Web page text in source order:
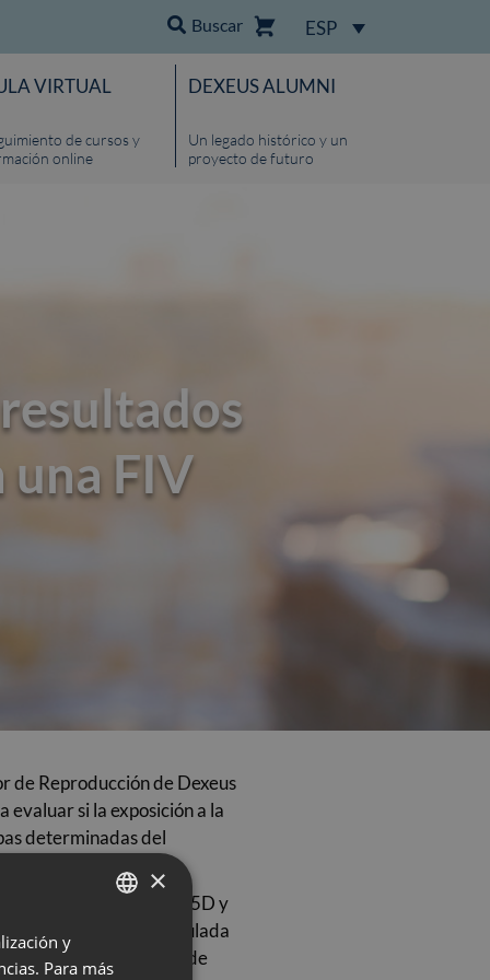
Buscar ESP
VIRTUAL
de cursos y
online
DEXEUS ALUMNI
Un legado histórico y un
proyecto de futuro
FIV
de Reproducción de Dexeus
si la exposición a la
determinadas del
de embriones (15D y
PM2,5 [materia particulada
mediante modelos de
CATALÀ
×
y
Para más